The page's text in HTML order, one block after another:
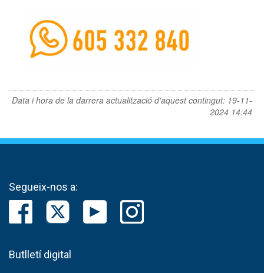
Data i hora de la darrera actualització d'aquest contingut: 19-11-
2024 14:44
Segueix-nos a:
Butlletí digital